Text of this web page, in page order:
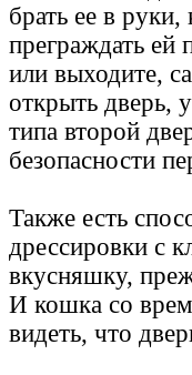
брать ее в
преграждать ей
или выходите,
открыть дверь,
типа второй
безопасности
Также есть
дрессировки с
вкусняшку,
И кошка со
видеть, что